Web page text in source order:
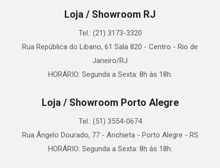
Loja / Showroom RJ
Tel.: (21) 3173-3320
Rua República do Libano, 61 Sala 820 - Centro - Rio de
Janeiro/RJ
HORÁRIO: Segunda a Sexta: 8h às 18h.
Loja / Showroom Porto Alegre
Tel.: (51) 3554-0674
Rua Ângelo Dourado, 77 - Anchieta - Porto Alegre - RS
HORÁRIO: Segunda a Sexta: 8h às 18h.